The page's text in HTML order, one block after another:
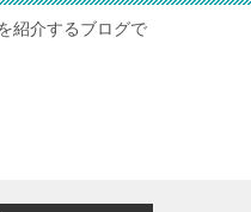
紹介するブログで